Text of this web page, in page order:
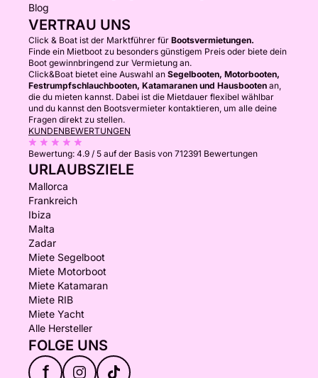
Blog
VERTRAU UNS
Click & Boat ist der Marktführer für Bootsvermietungen.
Finde ein Mietboot zu besonders günstigem Preis oder biete dein
Boot gewinnbringend zur Vermietung an.
Click&Boat bietet eine Auswahl an Segelbooten, Motorbooten,
Festrumpfschlauchbooten, Katamaranen und Hausbooten an,
die du mieten kannst. Dabei ist die Mietdauer flexibel wählbar
und du kannst den Bootsvermieter kontaktieren, um alle deine
Fragen direkt zu stellen.
KUNDENBEWERTUNGEN
Bewertung: 4.9 / 5 auf der Basis von 712391 Bewertungen
URLAUBSZIELE
Mallorca
Frankreich
Ibiza
Malta
Zadar
Miete Segelboot
Miete Motorboot
Miete Katamaran
Miete RIB
Miete Yacht
Alle Hersteller
FOLGE UNS
f